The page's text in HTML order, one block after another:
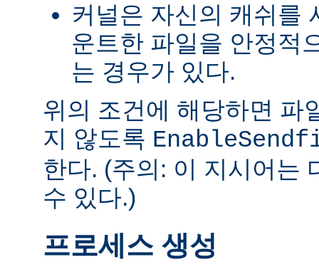
커널은 자신의 캐쉬를
운트한 파일을 안정적
는 경우가 있다.
위의 조건에 해당하면 파
지 않도록
한다. (주의: 이 지시어는
수 있다.)
프로세스 생성